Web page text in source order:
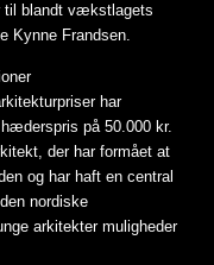
til blandt vækstlagets
Kynne Frandsen.
har
på 50.000 kr.
der har formået at
og har haft en central
nordiske
arkitekter muligheder